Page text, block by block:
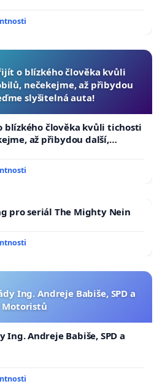
o blízkého člověka kvůli
nečekejme, až přibydou
slyšitelná auta!
blízkého člověka kvůli tichosti
až přibydou další,
pro seriál The Mighty Nein
Ing. Andreje Babiše, SPD a
Motoristů
Ing. Andreje Babiše, SPD a